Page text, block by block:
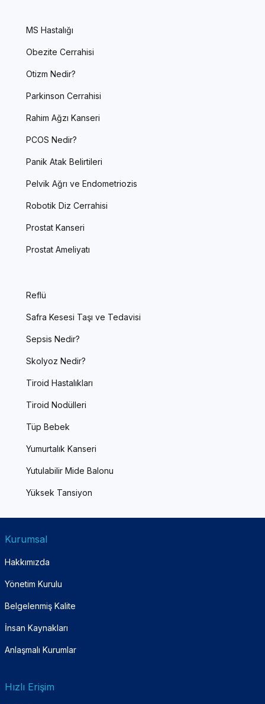
MS Hastalığı
Obezite Cerrahisi
Otizm Nedir?
Parkinson Cerrahisi
Rahim Ağzı Kanseri
PCOS Nedir?
Panik Atak Belirtileri
Pelvik Ağrı ve Endometriozis
Robotik Diz Cerrahisi
Prostat Kanseri
Prostat Ameliyatı
Reflü
Safra Kesesi Taşı ve Tedavisi
Sepsis Nedir?
Skolyoz Nedir?
Tiroid Hastalıkları
Tiroid Nodülleri
Tüp Bebek
Yumurtalık Kanseri
Yutulabilir Mide Balonu
Yüksek Tansiyon
Kurumsal
Hakkımızda
Yönetim Kurulu
Belgelenmiş Kalite
İnsan Kaynakları
Anlaşmalı Kurumlar
Hızlı Erişim